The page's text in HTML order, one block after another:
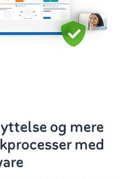
og mere
med